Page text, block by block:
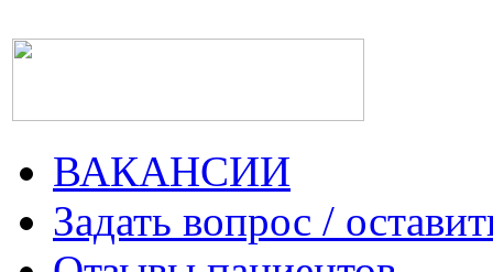
ВАКАНСИИ
Задать вопрос /